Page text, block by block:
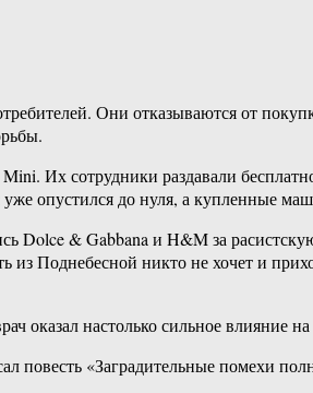
Они отказываются от
Их сотрудники раздавали
опустился до нуля, а купленные
Dolce & Gabbana и H&M за
Поднебесной никто не хочет и
оказал настолько сильное
повесть «Заградительные помехи